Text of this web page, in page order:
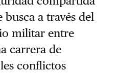
busca a través del
militar entre
carrera de
conflictos